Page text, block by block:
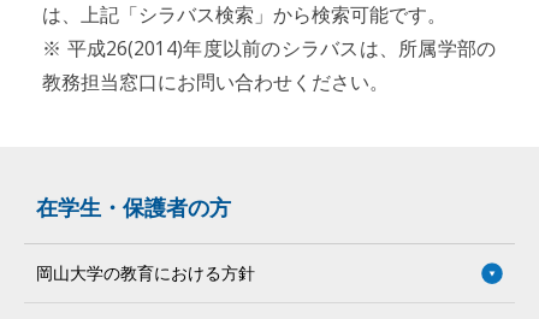
は、上記「シラバス検索」から検索可能です。
※ 平成26(2014)年度以前のシラバスは、所属学部の
教務担当窓口にお問い合わせください。
在学生・保護者の方
岡山大学の教育における方針